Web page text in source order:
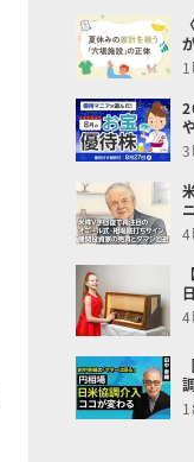
3
4
4